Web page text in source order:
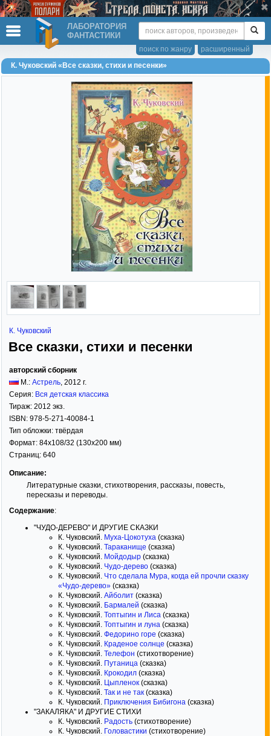
ЛАБОРАТОРИЯ
ФАНТАСТИКИ
расширенный
поиск по жанру
К. Чуковский «Все сказки, стихи и песенки»
К. Чуковский
Все сказки, стихи и песенки
авторский сборник
М.: Астрель, 2012 г.
Серия: Вся детская классика
Тираж: 2012 экз.
ISBN: 978-5-271-40084-1
Тип обложки: твёрдая
Формат: 84x108/32 (130x200 мм)
Страниц: 640
Описание:
Литературные сказки, стихотворения, рассказы, повесть,
пересказы и переводы.
Содержание:
"ЧУДО-ДЕРЕВО" И ДРУГИЕ СКАЗКИ
К. Чуковский. Муха-Цокотуха (сказка)
К. Чуковский. Тараканище (сказка)
К. Чуковский. Мойдодыр (сказка)
К. Чуковский. Чудо-дерево (сказка)
К. Чуковский. Что сделала Мура, когда ей прочли сказку
«Чудо-дерево» (сказка)
К. Чуковский. Айболит (сказка)
К. Чуковский. Бармалей (сказка)
К. Чуковский. Топтыгин и Лиса (сказка)
К. Чуковский. Топтыгин и луна (сказка)
К. Чуковский. Федорино горе (сказка)
К. Чуковский. Краденое солнце (сказка)
К. Чуковский. Телефон (стихотворение)
К. Чуковский. Путаница (сказка)
К. Чуковский. Крокодил (сказка)
К. Чуковский. Цыпленок (сказка)
К. Чуковский. Так и не так (сказка)
К. Чуковский. Приключения Бибигона (сказка)
"ЗАКАЛЯКА" И ДРУГИЕ СТИХИ
К. Чуковский. Радость (стихотворение)
К. Чуковский. Головастики (стихотворение)